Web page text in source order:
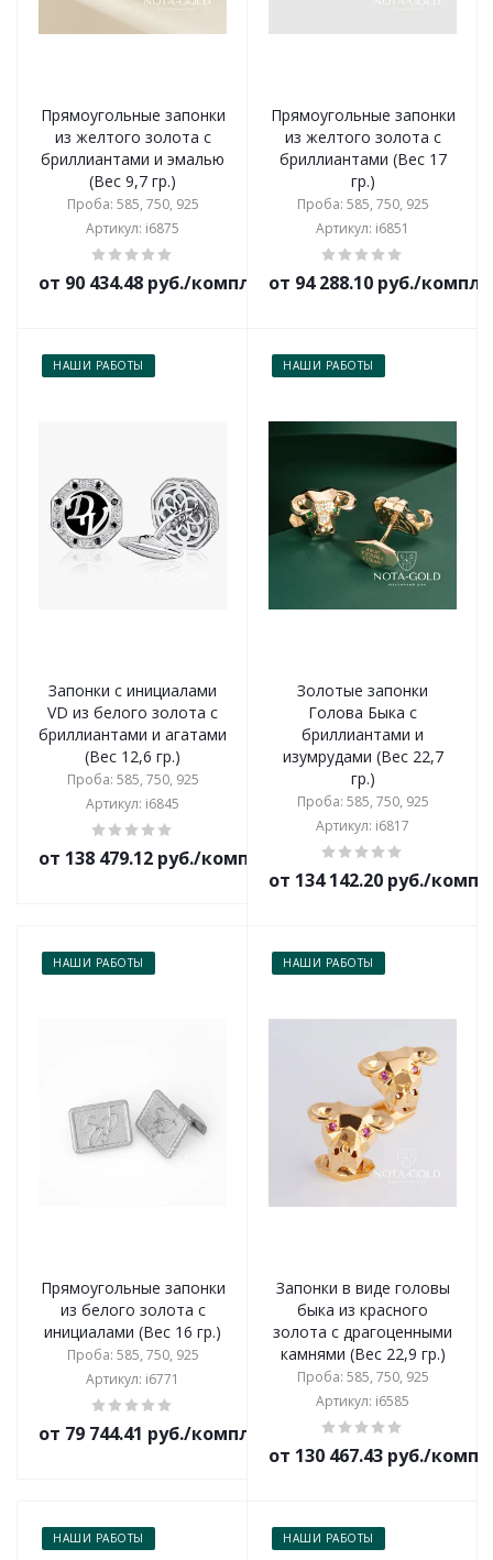
Прямоугольные запонки
из желтого золота с
бриллиантами и эмалью
(Вес 9,7 гр.)
Проба: 585, 750, 925
Артикул: i6875
от 90 434.48 руб./комплект
Прямоугольные запонки
из желтого золота с
бриллиантами (Вес 17
гр.)
Проба: 585, 750, 925
Артикул: i6851
от 94 288.10 руб./
НАШИ РАБОТЫ
Запонки с инициалами
VD из белого золота с
бриллиантами и агатами
(Вес 12,6 гр.)
Проба: 585, 750, 925
Артикул: i6845
от 138 479.12 руб./комплект
НАШИ РАБОТЫ
Золотые запонки
Голова Быка с
бриллиантами и
изумрудами (Вес 22,7
гр.)
Проба: 585, 750, 925
Артикул: i6817
от 134 142.20 руб./
НАШИ РАБОТЫ
Прямоугольные запонки
из белого золота с
инициалами (Вес 16 гр.)
Проба: 585, 750, 925
Артикул: i6771
от 79 744.41 руб./комплект
НАШИ РАБОТЫ
Запонки в виде головы
быка из красного
золота с драгоценными
камнями (Вес 22,9 гр.)
Проба: 585, 750, 925
Артикул: i6585
от 130 467.43 руб./
НАШИ РАБОТЫ НАШИ РАБОТЫ